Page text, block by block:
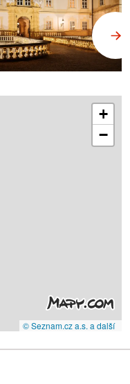
+
−
© Seznam.cz a.s. a další